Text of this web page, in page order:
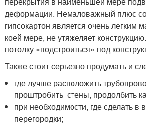
деформации. Немаловажный плюс
гипсокартон является очень легким
коей мере, не утяжеляет
потолку «подстроиться» под
Также стоит серьезно продумать и
где лучше расположить
проштробить стены, продолбить
при необходимости, где сделать в
перегородки;